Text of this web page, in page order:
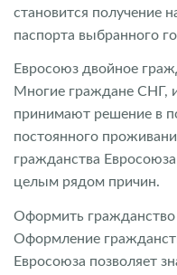
становится получение
паспорта выбранного
Евросоюз двойное
Многие граждане СНГ,
принимают решение в
постоянного
гражданства
целым рядом причин.
Оформить гражданство
Оформление
Евросоюза позволяет